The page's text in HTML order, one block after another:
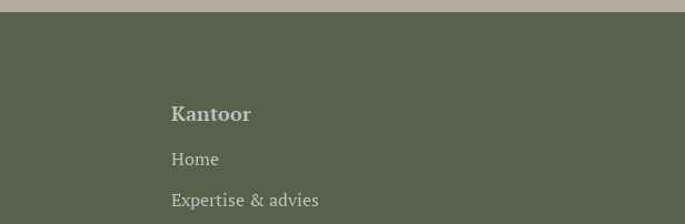
Kantoor
Home
Expertise & advies